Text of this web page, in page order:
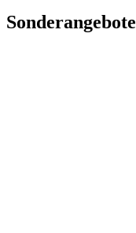
Sonderangebote